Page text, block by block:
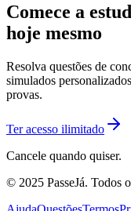
Comece a
hoje mesmo
Resolva questões de
simulados
provas.
Ter acesso ilimitado
Cancele quando quiser.
© 2025 PasseJá. Todos